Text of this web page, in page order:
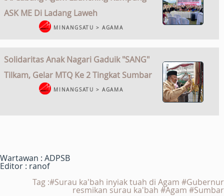
ASK ME Di Ladang Laweh
MINANGSATU > AGAMA
Solidaritas Anak Nagari Gaduik "SANG"
Tilkam, Gelar MTQ Ke 2 Tingkat Sumbar
MINANGSATU > AGAMA
Wartawan : ADPSB
Editor : ranof
Tag :#Surau ka'bah inyiak tuah di Agam #Gubernur
resmikan surau ka'bah #Agam #Sumbar